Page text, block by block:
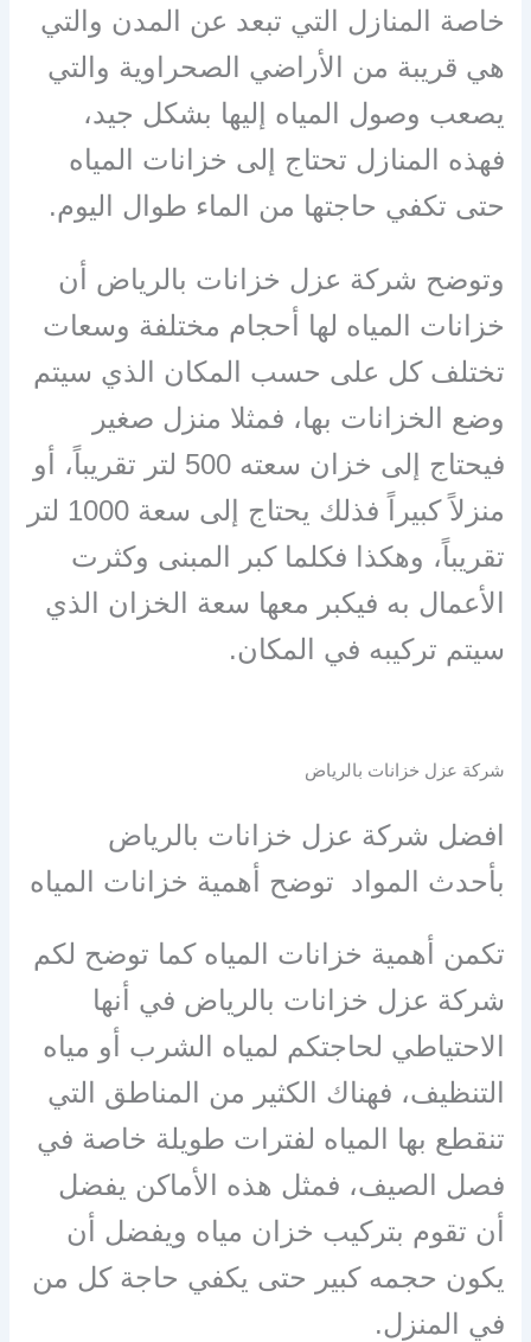
خاصة المنازل التي تبعد عن المدن والتي
هي قريبة من الأراضي الصحراوية والتي
يصعب وصول المياه إليها بشكل جيد،
فهذه المنازل تحتاج إلى خزانات المياه
حتى تكفي حاجتها من الماء طوال اليوم.
وتوضح شركة عزل خزانات بالرياض أن
خزانات المياه لها أحجام مختلفة وسعات
تختلف كل على حسب المكان الذي سيتم
وضع الخزانات بها، فمثلا منزل صغير
فيحتاج إلى خزان سعته 500 لتر تقريباً، أو
منزلاً كبيراً فذلك يحتاج إلى سعة 1000 لتر
تقريباً، وهكذا فكلما كبر المبنى وكثرت
الأعمال به فيكبر معها سعة الخزان الذي
سيتم تركيبه في المكان.
شركة عزل خزانات بالرياض
افضل شركة عزل خزانات بالرياض
بأحدث المواد توضح أهمية خزانات المياه
تكمن أهمية خزانات المياه كما توضح لكم
شركة عزل خزانات بالرياض في أنها
الاحتياطي لحاجتكم لمياه الشرب أو مياه
التنظيف، فهناك الكثير من المناطق التي
تنقطع بها المياه لفترات طويلة خاصة في
فصل الصيف، فمثل هذه الأماكن يفضل
أن تقوم بتركيب خزان مياه ويفضل أن
يكون حجمه كبير حتى يكفي حاجة كل من
في المنزل.